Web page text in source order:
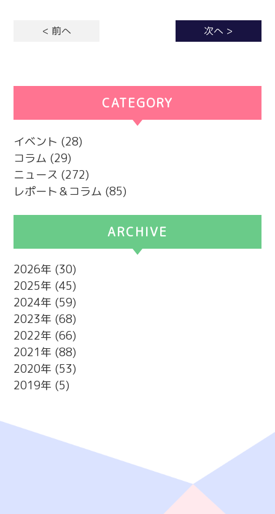
< 前へ 次へ >
CATEGORY
イベント (28)
コラム (29)
ニュース (272)
レポート＆コラム (85)
ARCHIVE
2026
(30)
2025
(45)
2024
(59)
2023
(68)
2022
(66)
2021
(88)
2020
(53)
2019
(5)